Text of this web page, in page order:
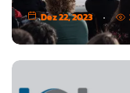
Dez 22, 2023